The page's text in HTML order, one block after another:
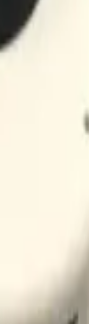
comprenden
aprox. 2.54 cm ×
similares.